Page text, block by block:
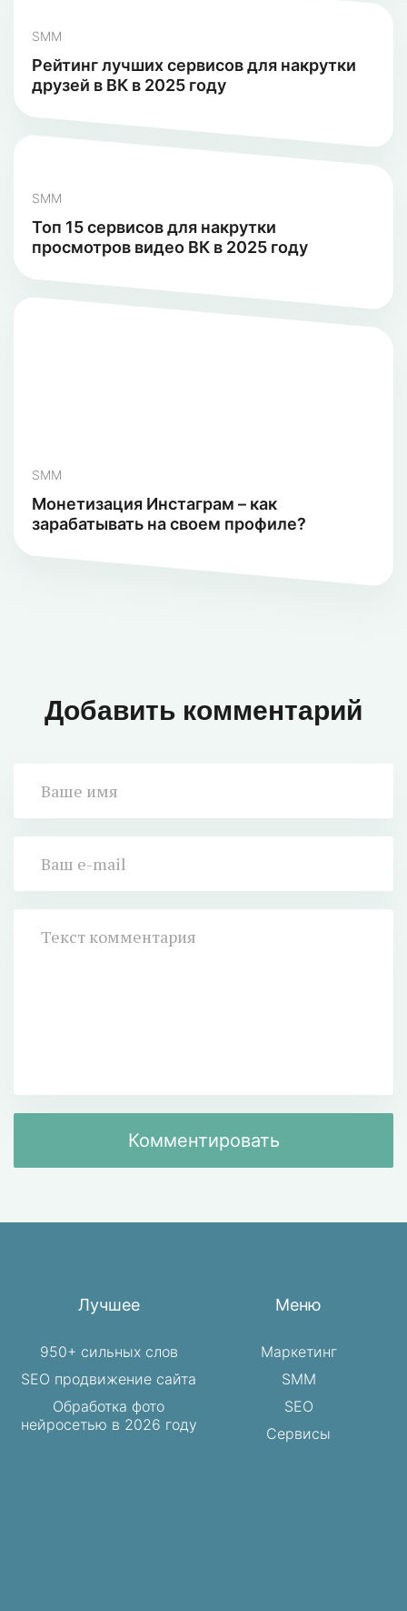
SMM
Рейтинг лучших сервисов для накрутки
друзей в ВК в 2025 году
SMM
Топ 15 сервисов для накрутки
просмотров видео ВК в 2025 году
SMM
Монетизация Инстаграм – как
зарабатывать на своем профиле?
Добавить комментарий
Лучшее
950+ сильных слов
SEO продвижение сайта
Обработка фото
нейросетью в 2026 году
Меню
Маркетинг
SMM
SEO
Сервисы